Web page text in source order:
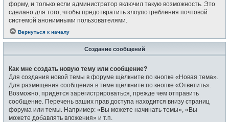
форму, и только если администратор включил такую возможность. Это
сделано для того, чтобы предотвратить злоупотребления почтовой
системой анонимными пользователями.
Вернуться к началу
Создание сообщений
Как мне создать новую тему или сообщение?
Для создания новой темы в форуме щёлкните по кнопке «Новая тема».
Для размещения сообщения в теме щёлкните по кнопке «Ответить».
Возможно, придётся зарегистрироваться, прежде чем отправить
сообщение. Перечень ваших прав доступа находится внизу страниц
форума или темы. Например: «Вы можете начинать темы», «Вы
можете добавлять вложения» и т.п.